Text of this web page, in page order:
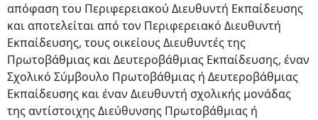
απόφαση του Περιφερειακού Διευθυντή Εκπαίδευσης
και αποτελείται από τον Περιφερειακό Διευθυντή
Εκπαίδευσης, τους οικείους Διευθυντές της
Πρωτοβάθμιας και Δευτεροβάθμιας Εκπαίδευσης, έναν
Σχολικό Σύμβουλο Πρωτοβάθμιας ή Δευτεροβάθμιας
Εκπαίδευσης και έναν Διευθυντή σχολικής μονάδας
της αντίστοιχης Διεύθυνσης Πρωτοβάθμιας ή